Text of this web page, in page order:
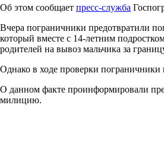
Об этом сообщает пресс-служба
Вчера пограничники предотвратили
который вместе с 14-летним
родителей на вывоз мальчика за
Однако в ходе проверки пограничники
О данном факте проинформировали
милицию.